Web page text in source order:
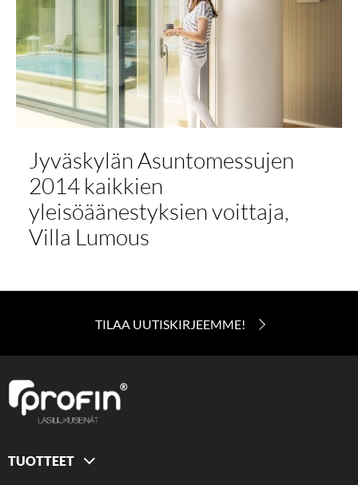
Jyväskylän Asuntomessujen
2014 kaikkien
yleisöäänestyksien voittaja,
Villa Lumous
TILAA UUTISKIRJEEMME!
TUOTTEET